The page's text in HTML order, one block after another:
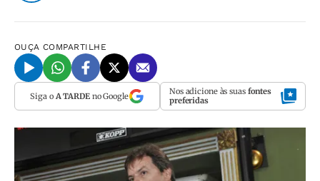
OUÇA COMPARTILHE
Siga o A TARDEno Google Nos adicione às suas fontes
preferidas